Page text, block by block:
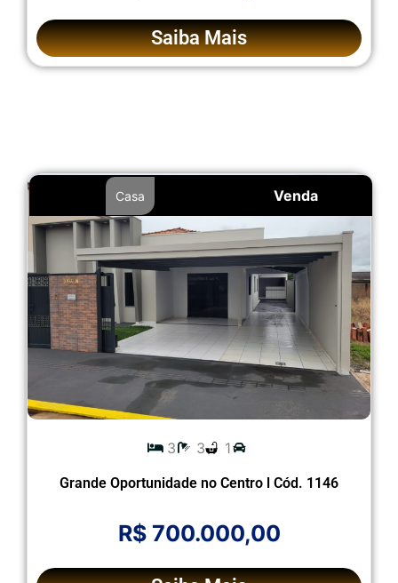
Saiba Mais
Venda
Casa
3 3 1
Grande Oportunidade no Centro l Cód. 1146
R$ 700.000,00